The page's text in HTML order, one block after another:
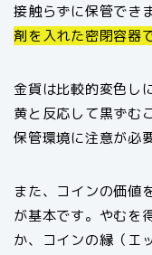
接触らずに保管でき
剤を入れた密閉容器
金貨は比較的変色し
黄と反応して黒ずむ
保管環境に注意が必
また、コインの価値
が基本です。やむを
か、コインの縁（エ